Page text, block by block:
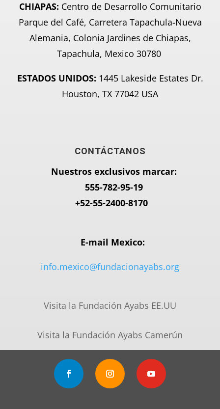
CHIAPAS: Centro de Desarrollo Comunitario
Parque del Café, Carretera Tapachula-Nueva
Alemania, Colonia Jardines de Chiapas,
Tapachula, Mexico 30780
ESTADOS UNIDOS: 1445 Lakeside Estates Dr.
Houston, TX 77042 USA
CONTÁCTANOS
Nuestros exclusivos marcar:
555-782-95-19
+52-55-2400-8170
E-mail Mexico:
info.mexico@fundacionayabs.org
Visita la Fundación Ayabs EE.UU
Visita la Fundación Ayabs Camerún